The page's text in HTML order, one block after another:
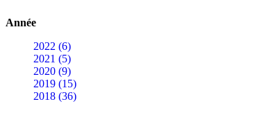
Année
2022 (6)
2021 (5)
2020 (9)
2019 (15)
2018 (36)